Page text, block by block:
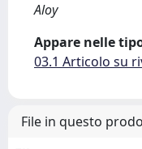
Aloy
Appare nelle
03.1 Articolo su
File in questo